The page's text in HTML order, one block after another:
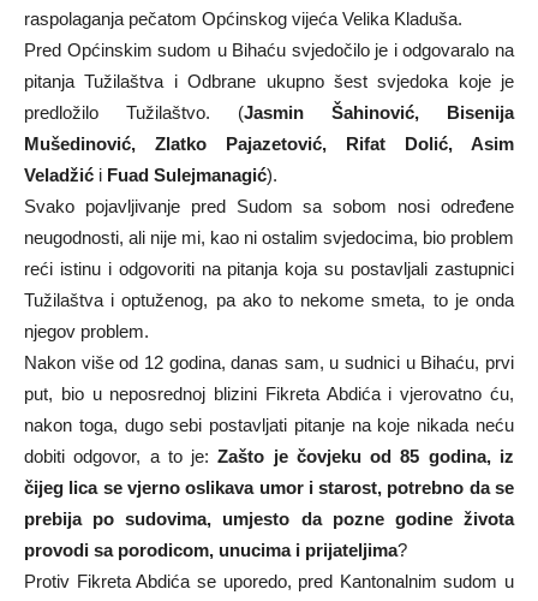
raspolaganja pečatom Općinskog vijeća Velika Kladuša.
Pred Općinskim sudom u Bihaću svjedočilo je i odgovaralo na
pitanja Tužilaštva i Odbrane ukupno šest svjedoka koje je
predložilo Tužilaštvo. (Jasmin Šahinović, Bisenija
Mušedinović, Zlatko Pajazetović, Rifat Dolić, Asim
Veladžić i Fuad Sulejmanagić).
Svako pojavljivanje pred Sudom sa sobom nosi određene
neugodnosti, ali nije mi, kao ni ostalim svjedocima, bio problem
reći istinu i odgovoriti na pitanja koja su postavljali zastupnici
Tužilaštva i optuženog, pa ako to nekome smeta, to je onda
njegov problem.
Nakon više od 12 godina, danas sam, u sudnici u Bihaću, prvi
put, bio u neposrednoj blizini Fikreta Abdića i vjerovatno ću,
nakon toga, dugo sebi postavljati pitanje na koje nikada neću
dobiti odgovor, a to je:Zašto je čovjeku od 85 godina, iz
čijeg lica se vjerno oslikava umor i starost, potrebno da se
prebija po sudovima, umjesto da pozne godine života
provodi sa porodicom, unucima i prijateljima?
Protiv Fikreta Abdića se uporedo, pred Kantonalnim sudom u